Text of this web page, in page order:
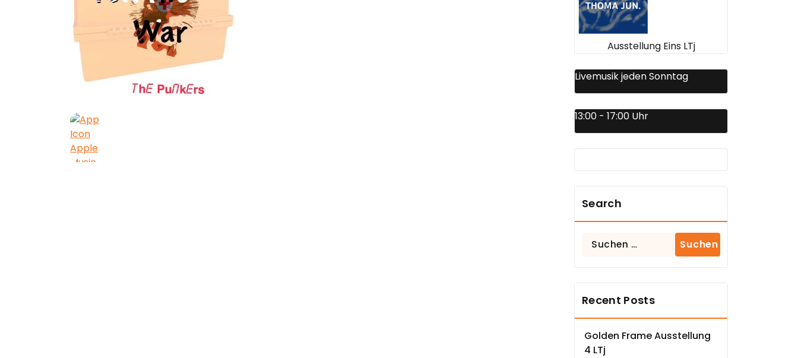
Ausstellung Eins LTj
Livemusik jeden Sonntag
13:00 - 17:00 Uhr
Search
Suchen
Recent Posts
Golden Frame Ausstellung
4 LTj